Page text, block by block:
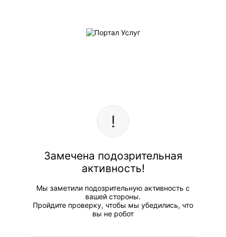
Замечена подозрительная
активность!
Мы заметили подозрительную активность с
вашей стороны.
Пройдите проверку, чтобы мы убедились, что
вы не робот